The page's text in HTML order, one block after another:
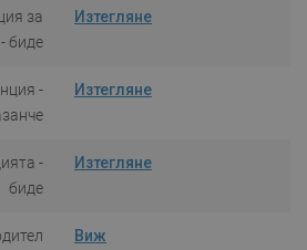
за
биде
Изтегляне
-
Изтегляне
-
биде
Изтегляне
Виж